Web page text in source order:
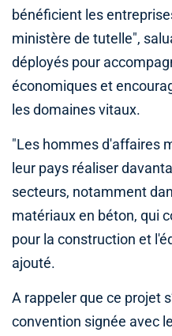
bénéficient les
ministère de tutelle",
déployés pour
économiques et
les domaines vitaux.
"Les hommes d'affaires
leur pays réaliser
secteurs, notamment
matériaux en béton, qui
pour la construction et
ajouté.
A rappeler que ce projet
convention signée avec